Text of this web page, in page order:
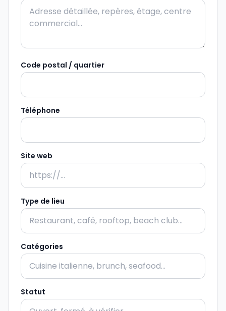
Code postal / quartier
Téléphone
Site web
Type de lieu
Catégories
Statut